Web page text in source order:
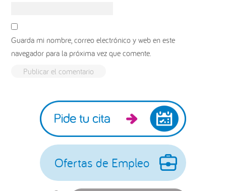
Guarda mi nombre, correo electrónico y web en este
navegador para la próxima vez que comente.
Barra
lateral
principal
Ofertas de Empleo